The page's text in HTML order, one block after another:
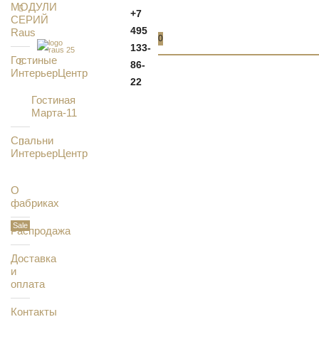
МОДУЛИ
СЕРИЙ
Raus
Гостиные
ИнтерьерЦентр
Гостиная
Марта-11
Спальни
ИнтерьерЦентр
О
фабриках
Распродажа
Доставка
и
оплата
Контакты
+7
495
133-
86-
22
0